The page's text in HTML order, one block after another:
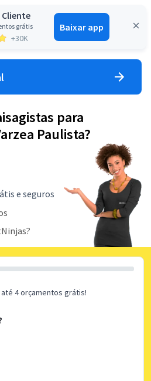
Cliente
grátis
+30K
Baixar app
Entrar
para
Paulista?
e seguros
4 orçamentos grátis!